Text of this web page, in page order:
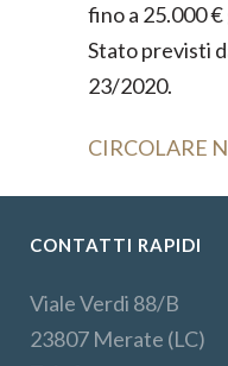
fino a 25.000
Stato previsti
23/2020.
CIRCOLARE
CONTATTI RAPIDI
Viale Verdi 88/B
23807 Merate (LC)